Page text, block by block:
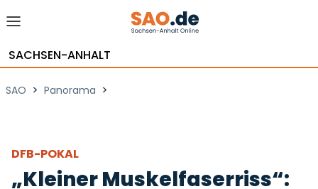
SACHSEN-ANHALT
SAO > Panorama >
DFB-POKAL
„Kleiner Muskelfaserriss“: